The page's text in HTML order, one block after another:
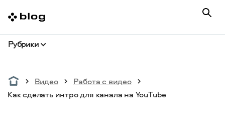
Рубрики
Видео
Работа с видео
Как сделать интро для канала на YouTube